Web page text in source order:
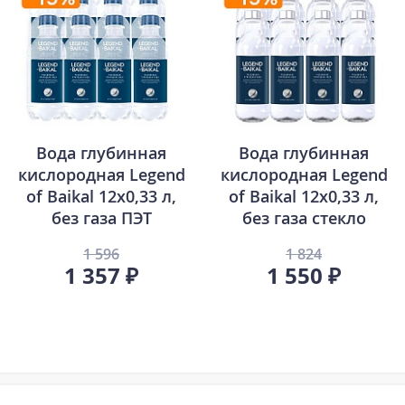
Вода глубинная
кислородная Legend
of Baikal 12х0,33 л,
без газа ПЭТ
1 596
1 357 ₽
Вода глубинная
кислородная Legend
of Baikal 12х0,33 л,
без газа стекло
1 824
1 550 ₽